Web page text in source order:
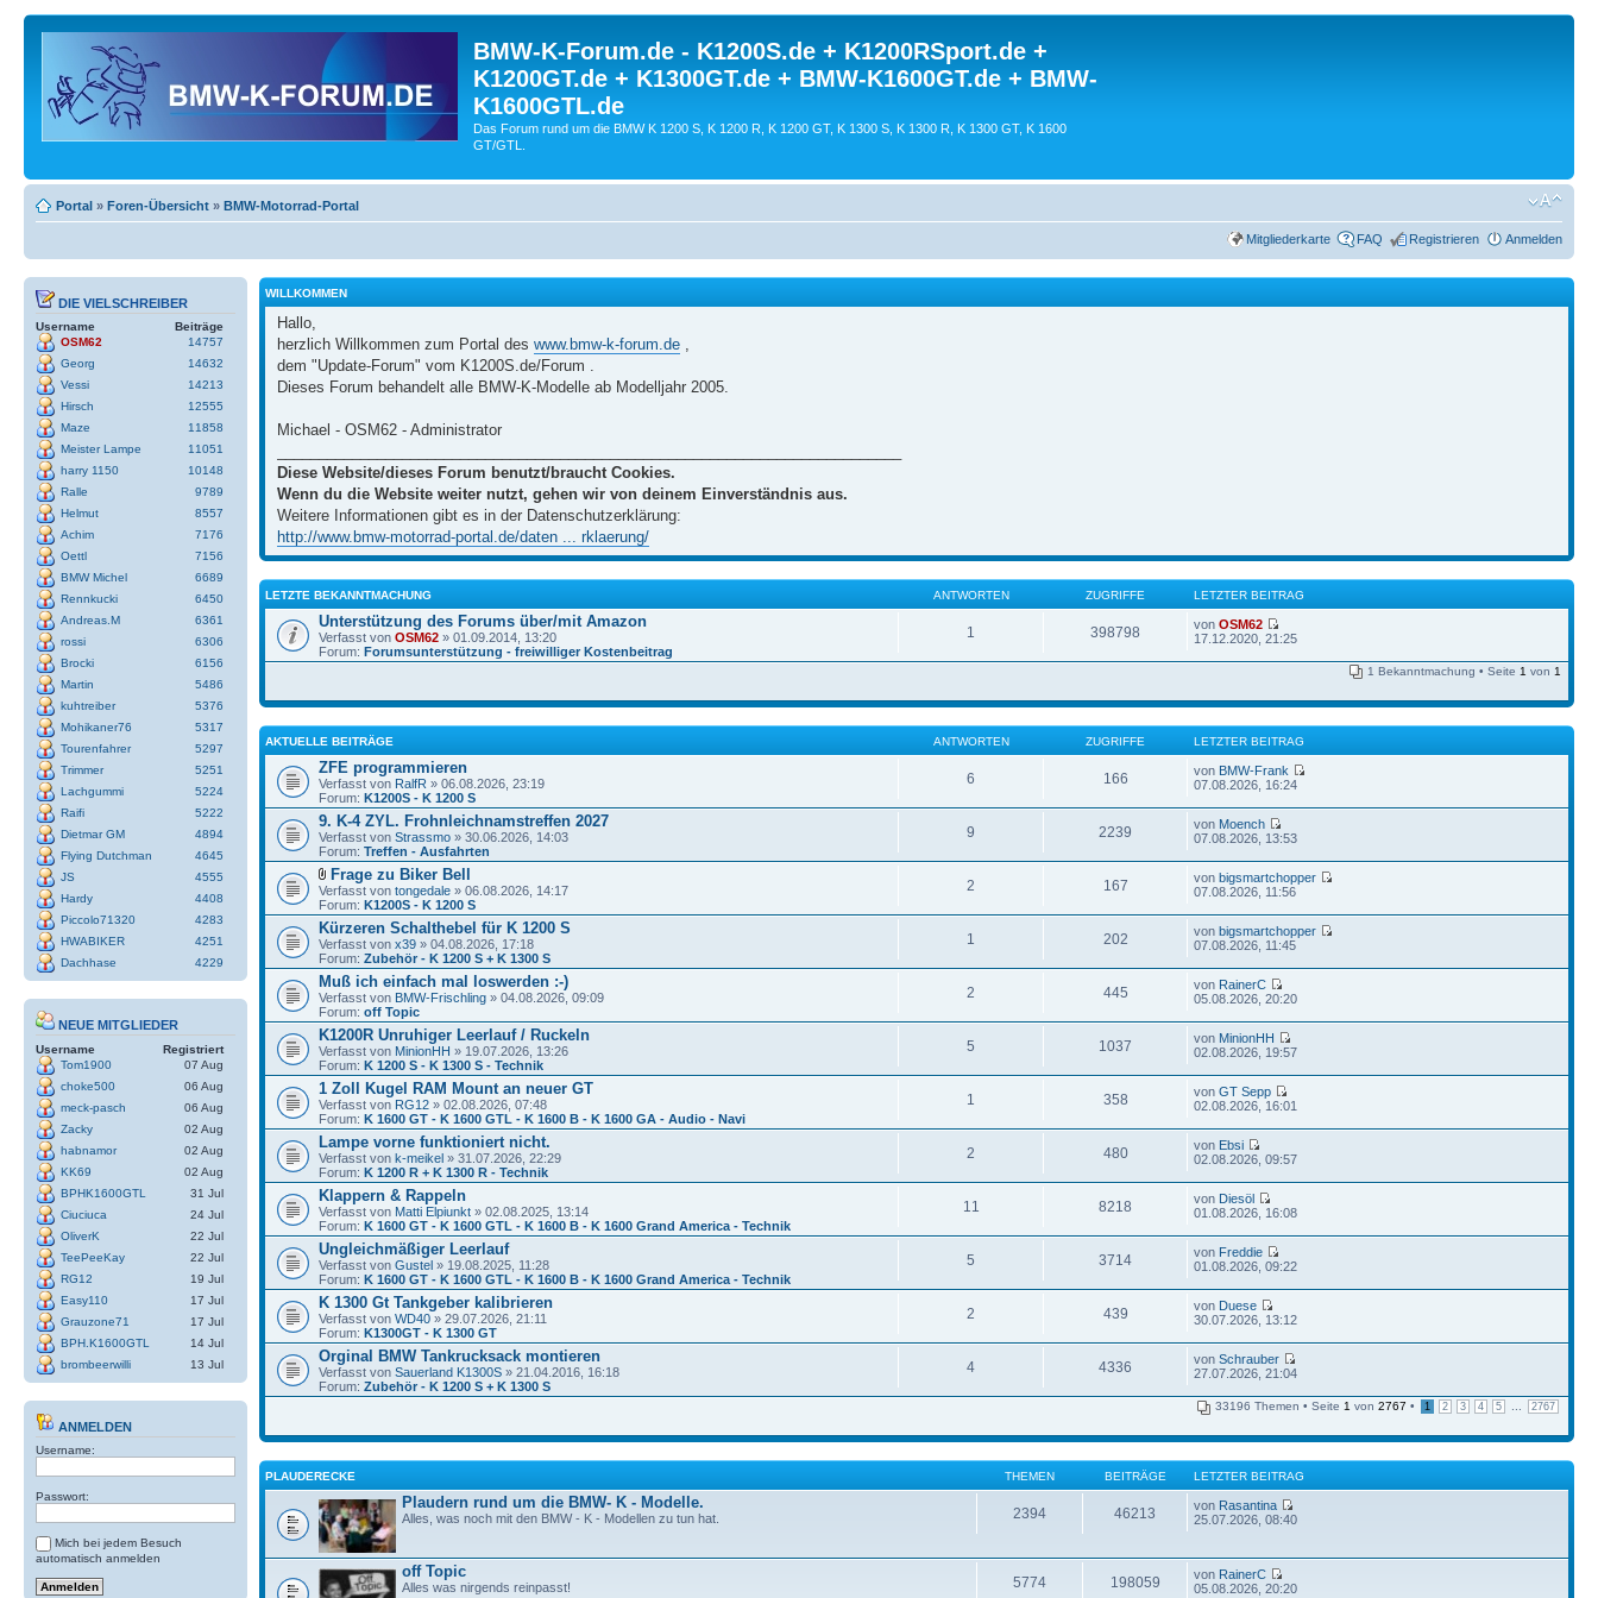
BMW-K-Forum.de - K1200S.de + K1200RSport.de +
K1200GT.de + K1300GT.de + BMW-K1600GT.de + BMW-
K1600GTL.de
Das Forum rund um die BMW K 1200 S, K 1200 R, K 1200 GT, K 1300 S, K 1300 R, K 1300 GT, K 1600
GT/GTL.
Portal » Foren-Übersicht » BMW-Motorrad-Portal
Mitgliederkarte FAQ Registrieren Anmelden
DIE VIELSCHREIBER
Username
Beiträge
OSM62
14757
Georg
14632
Vessi
14213
Hirsch
12555
Maze
11858
Meister Lampe
11051
harry 1150
10148
Ralle
9789
Helmut
8557
Achim
7176
Oettl
7156
BMW Michel
6689
Rennkucki
6450
Andreas.M
6361
rossi
6306
Brocki
6156
Martin
5486
kuhtreiber
5376
Mohikaner76
5317
Tourenfahrer
5297
Trimmer
5251
Lachgummi
5224
Raifi
5222
Dietmar GM
4894
Flying Dutchman
4645
JS
4555
Hardy
4408
Piccolo71320
4283
HWABIKER
4251
Dachhase
4229
NEUE MITGLIEDER
Username
Registriert
Tom1900
07 Aug
choke500
06 Aug
meck-pasch
06 Aug
Zacky
02 Aug
habnamor
02 Aug
KK69
02 Aug
BPHK1600GTL
31 Jul
Ciuciuca
24 Jul
OliverK
22 Jul
TeePeeKay
22 Jul
RG12
19 Jul
Easy110
17 Jul
Grauzone71
17 Jul
BPH.K1600GTL
14 Jul
brombeerwilli
13 Jul
ANMELDEN
Username:
Passwort:
Mich bei jedem Besuch
automatisch anmelden
WILLKOMMEN
Hallo,
herzlich Willkommen zum Portal des www.bmw-k-forum.de
dem "Update-Forum" vom K1200S.de/Forum .
Dieses Forum behandelt alle BMW-K-Modelle ab Modelljahr 2005.
Michael - OSM62 - Administrator
Diese Website/dieses Forum benutzt/braucht Cookies.
Wenn du die Website weiter nutzt, gehen wir von deinem Einverständnis aus.
Weitere Informationen gibt es in der Datenschutzerklärung:
http://www.bmw-motorrad-portal.de/daten ... rklaerung/
LETZTE BEKANNTMACHUNG ANTWORTEN ZUGRIFFE LETZTER BEITRAG
Unterstützung des Forums über/mit Amazon
Verfasst von OSM62 » 01.09.2014, 13:20
Forum: Forumsunterstützung - freiwilliger Kostenbeitrag
1 398798 vonOSM62
17.12.2020, 21:25
1 Bekanntmachung • Seite 1 von 1
AKTUELLE BEITRÄGE ANTWORTEN ZUGRIFFE LETZTER BEITRAG
ZFE programmieren
Verfasst von RalfR » 06.08.2026, 23:19
Forum: K1200S - K 1200 S
6 166 von BMW-Frank
07.08.2026, 16:24
9. K-4 ZYL. Frohnleichnamstreffen 2027
Verfasst von Strassmo » 30.06.2026, 14:03
Forum: Treffen - Ausfahrten
9 2239 von Moench
07.08.2026, 13:53
Frage zu Biker Bell
Verfasst von tongedale » 06.08.2026, 14:17
Forum: K1200S - K 1200 S
2 167 vonbigsmartchopper
07.08.2026, 11:56
Kürzeren Schalthebel für K 1200 S
Verfasst von x39 » 04.08.2026, 17:18
Forum: Zubehör - K 1200 S + K 1300 S
1 202 vonbigsmartchopper
07.08.2026, 11:45
Muß ich einfach mal loswerden :-)
Verfasst von BMW-Frischling » 04.08.2026, 09:09
Forum: off Topic
2 445 von RainerC
05.08.2026, 20:20
K1200R Unruhiger Leerlauf / Ruckeln
Verfasst von MinionHH » 19.07.2026, 13:26
Forum: K 1200 S - K 1300 S - Technik
5 1037 von MinionHH
02.08.2026, 19:57
1 Zoll Kugel RAM Mount an neuer GT
Verfasst von RG12 » 02.08.2026, 07:48
Forum: K 1600 GT - K 1600 GTL - K 1600 B - K 1600 GA - Audio - Navi
1 358 vonGT Sepp
02.08.2026, 16:01
Lampe vorne funktioniert nicht.
Verfasst von k-meikel » 31.07.2026, 22:29
Forum: K 1200 R + K 1300 R - Technik
2 480 von Ebsi
02.08.2026, 09:57
Klappern & Rappeln
Verfasst von Matti Elpiunkt » 02.08.2025, 13:14
Forum: K 1600 GT - K 1600 GTL - K 1600 B - K 1600 Grand America - Technik
11 8218 von Diesöl
01.08.2026, 16:08
Ungleichmäßiger Leerlauf
Verfasst von Gustel » 19.08.2025, 11:28
Forum: K 1600 GT - K 1600 GTL - K 1600 B - K 1600 Grand America - Technik
5 3714 von Freddie
01.08.2026, 09:22
K 1300 Gt Tankgeber kalibrieren
Verfasst von WD40 » 29.07.2026, 21:11
Forum: K1300GT - K 1300 GT
2 439 von Duese
30.07.2026, 13:12
Orginal BMW Tankrucksack montieren
Verfasst von Sauerland K1300S » 21.04.2016, 16:18
Forum: Zubehör - K 1200 S + K 1300 S
4 4336 vonSchrauber
27.07.2026, 21:04
33196 Themen • Seite 1 von 2767 • 1 2 3 4 5 2767
PLAUDERECKE THEMEN BEITRÄGE LETZTER BEITRAG
Plaudern rund um die BMW- K - Modelle.
Alles, was noch mit den BMW - K - Modellen zu tun hat. 2394 46213 von Rasantina
25.07.2026, 08:40
off Topic
Alles was nirgends reinpasst! 5774 198059 von RainerC
05.08.2026, 20:20